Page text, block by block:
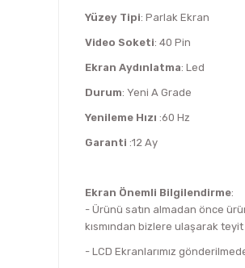
Yüzey Tipi: Parlak Ekran
Video Soketi: 40 Pin
Ekran Aydınlatma: Led
Durum: Yeni A Grade
Yenileme Hızı :60 Hz
Garanti :12 Ay
Ekran Önemli Bilgilendirme:
- Ürünü satın almadan önce
kısmından bizlere ulaşarak
- LCD Ekranlarımız